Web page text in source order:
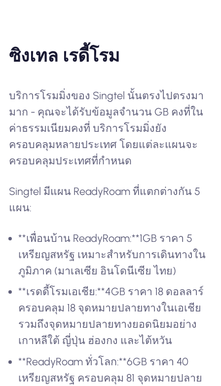
ซิงเทล เรดี้โรม
บริการโรมมิ่งของ Singtel นั้นตรงไปตรงมา
มาก - คุณจะได้รับข้อมูลจำนวน GB คงที่ใน
ค่าธรรมเนียมคงที่ บริการโรมมิ่งยัง
ครอบคลุมหลายประเทศ โดยแต่ละแผนจะ
ครอบคลุมประเทศที่กำหนด
Singtel มีแผน ReadyRoam ที่แตกต่างกัน 5
แผน:
**เพื่อนบ้าน ReadyRoam:**1GB ราคา 5
เหรียญสหรัฐ เหมาะสำหรับการเดินทางใน
ภูมิภาค (มาเลเซีย อินโดนีเซีย ไทย)
**เรดดี้โรมเอเชีย:**4GB ราคา 18 ดอลลาร์
ครอบคลุม 18 จุดหมายปลายทางในเอเชีย
รวมถึงจุดหมายปลายทางยอดนิยมอย่าง
เกาหลีใต้ ญี่ปุ่น ฮ่องกง และไต้หวัน
**ReadyRoam ทั่วโลก:**6GB ราคา 40
เหรียญสหรัฐ ครอบคลุม 81 จุดหมายปลาย